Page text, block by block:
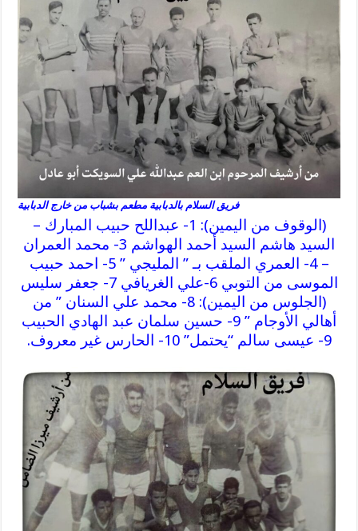
فريق السلام بالدبابية مطعم بشباب من خارج الدبابية
(الوقوف من اليمين): 1- عبداللح حبيب المبارك –
السيد هاشم السيد أحمد الهواشم 3- محمد العمران
– 4- العمري الملقب بـ ” المليجي ” 5- احمد حبيب
الموسى من التوبي 6-علي الغريافي 7- جعفر سليس
(الجلوس من اليمين): 8- محمد علي السنان ” من
أهالي الأوجام ” 9- حسين سلمان عبد الهادي الحبيب
9- عيسى سالم “يحتمل” 10- الحارس غير معروف.